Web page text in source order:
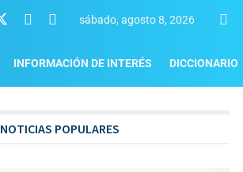
sábado, agosto 8, 2026
INFORMACIÓN DE INTERÉS DICCIONARIO
NOTICIAS POPULARES